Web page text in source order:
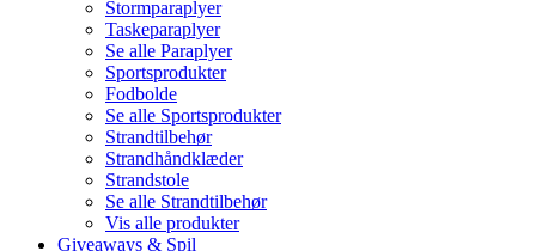
Stormparaplyer
Taskeparaplyer
Se alle Paraplyer
Sportsprodukter
Fodbolde
Se alle Sportsprodukter
Strandtilbehør
Strandhåndklæder
Strandstole
Se alle Strandtilbehør
Vis alle produkter
Giveaways & Spil